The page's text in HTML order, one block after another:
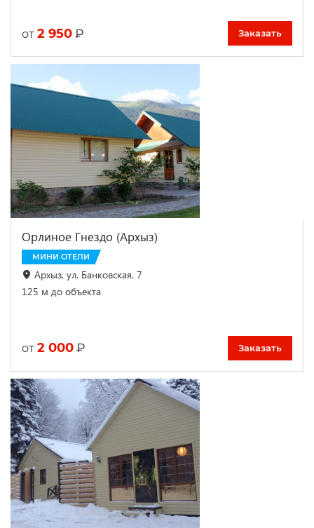
от 2 950 ₽ Заказать
Орлиное Гнездо (Архыз)
МИНИ ОТЕЛИ
Архыз, ул. Банковская, 7
125 м до объекта
от 2 000 ₽ Заказать